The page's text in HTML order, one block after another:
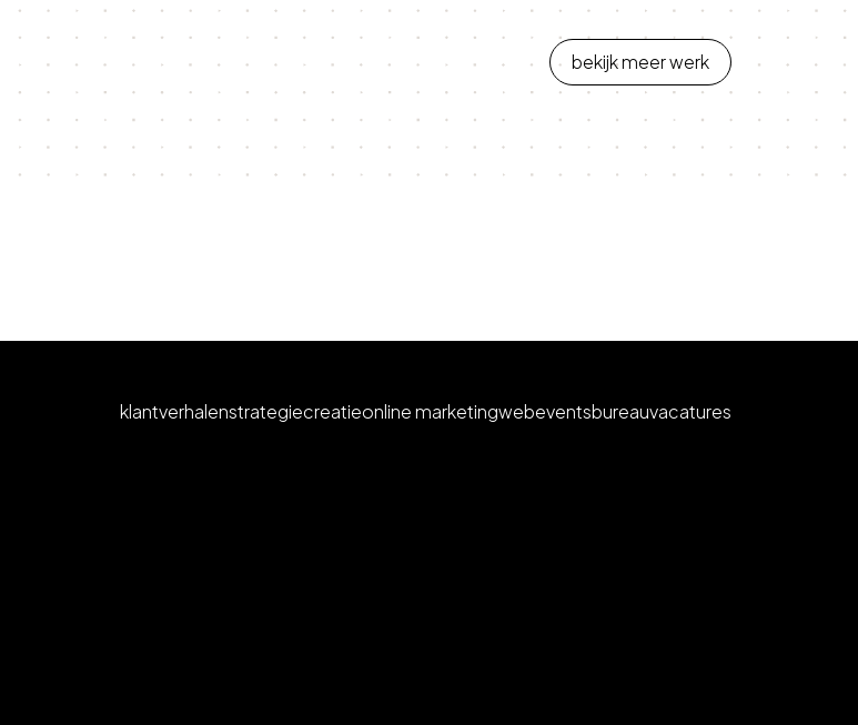
bekijk meer werk
klantverhalenstrategiecreatieonline marketingwebeventsbureauvacatures